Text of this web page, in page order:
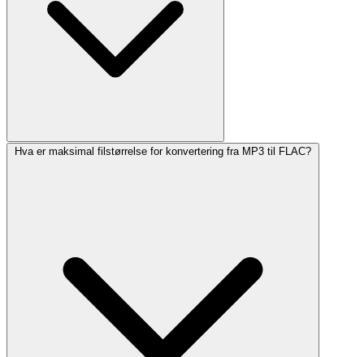
Hva er maksimal filstørrelse for konvertering fra MP3 til FLAC?